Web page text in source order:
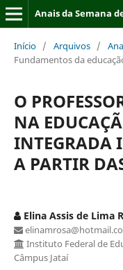
Anais da Semana
Início / Arquivos /
Fundamentos da
O
NA
INTEGRADA
A PARTIR
Elina Assis de Lima
Instituto Federal de
Câmpus Jataí